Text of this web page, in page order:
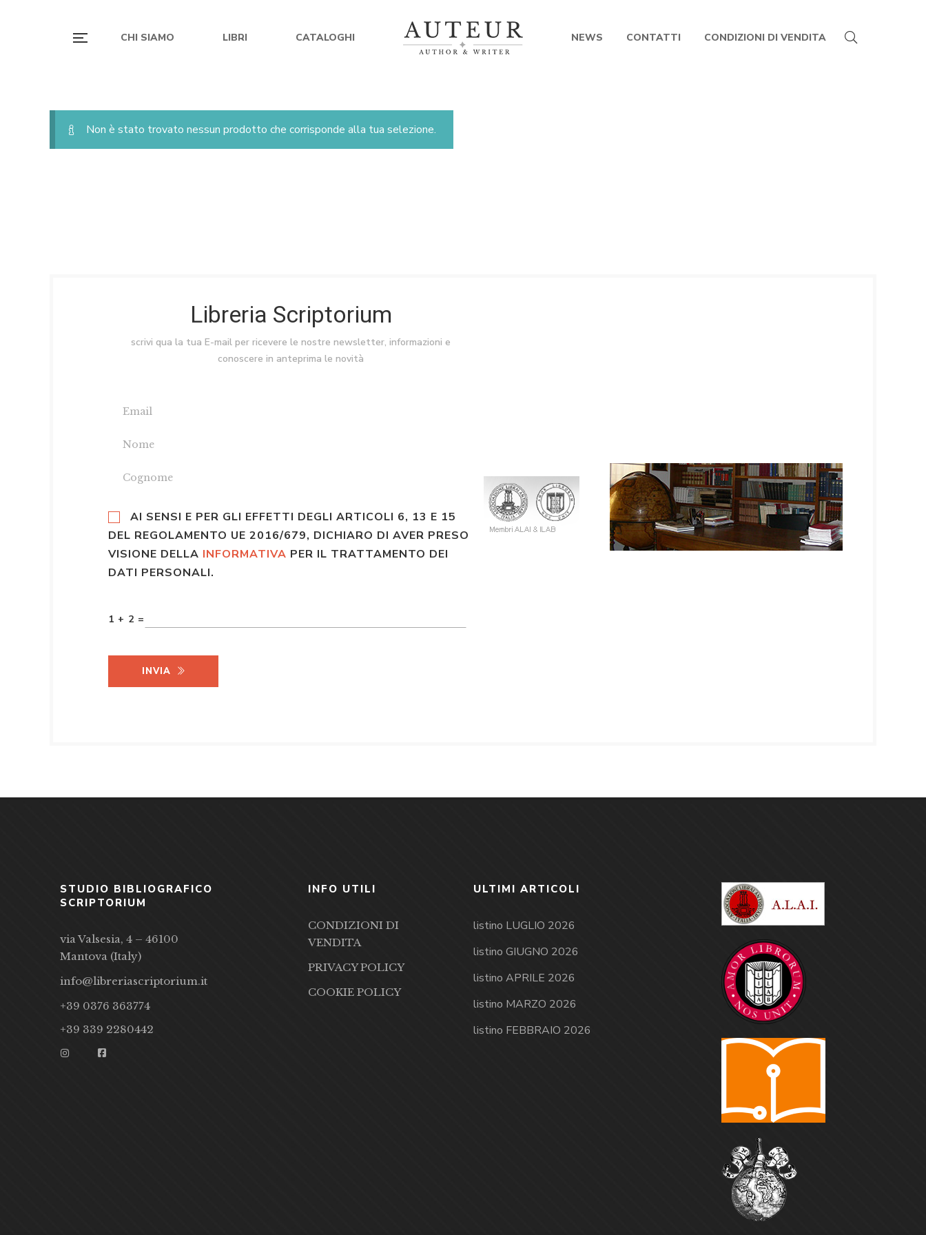
CHI SIAMO LIBRI CATALOGHI NEWS CONTATTI CONDIZIONI DI VENDITA
Non è stato trovato nessun prodotto che corrisponde alla tua selezione.
Libreria Scriptorium
scrivi qua la tua E-mail per ricevere le nostre newsletter, informazioni e
conoscere in anteprima le novità
AI SENSI E PER GLI EFFETTI DEGLI ARTICOLI 6, 13 E 15
DEL REGOLAMENTO UE 2016/679, DICHIARO DI AVER PRESO
VISIONE DELLA INFORMATIVA PER IL TRATTAMENTO DEI
DATI PERSONALI.
1 + 2 =
INVIA
STUDIO BIBLIOGRAFICO
SCRIPTORIUM
via Valsesia, 4 – 46100
Mantova (Italy)
info@libreriascriptorium.it
+39 0376 363774
+39 339 2280442
INFO UTILI
CONDIZIONI DI
VENDITA
PRIVACY POLICY
COOKIE POLICY
ULTIMI ARTICOLI
listino LUGLIO 2026
listino GIUGNO 2026
listino APRILE 2026
listino MARZO 2026
listino FEBBRAIO 2026